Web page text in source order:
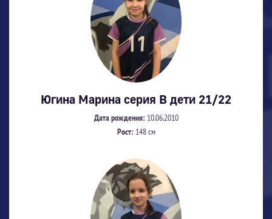
Югина Марина серия В дети 21/22
Дата рождения: 10.06.2010
Рост: 148 см